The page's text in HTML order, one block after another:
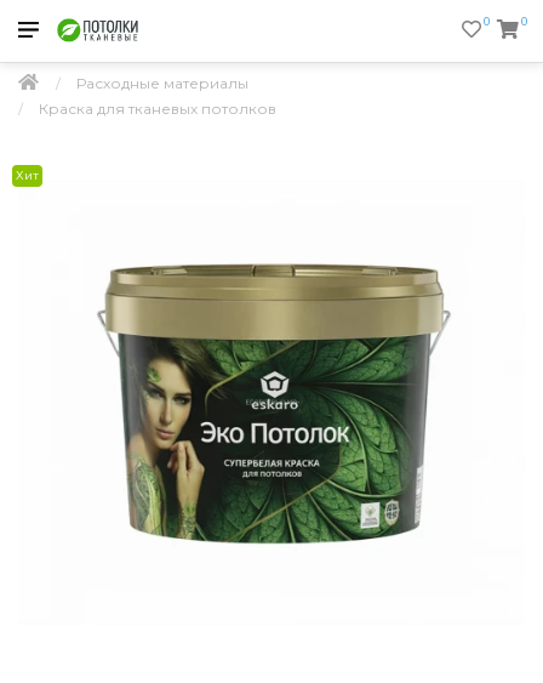
0
0
Расходные материалы
Краска для тканевых потолков
Хит